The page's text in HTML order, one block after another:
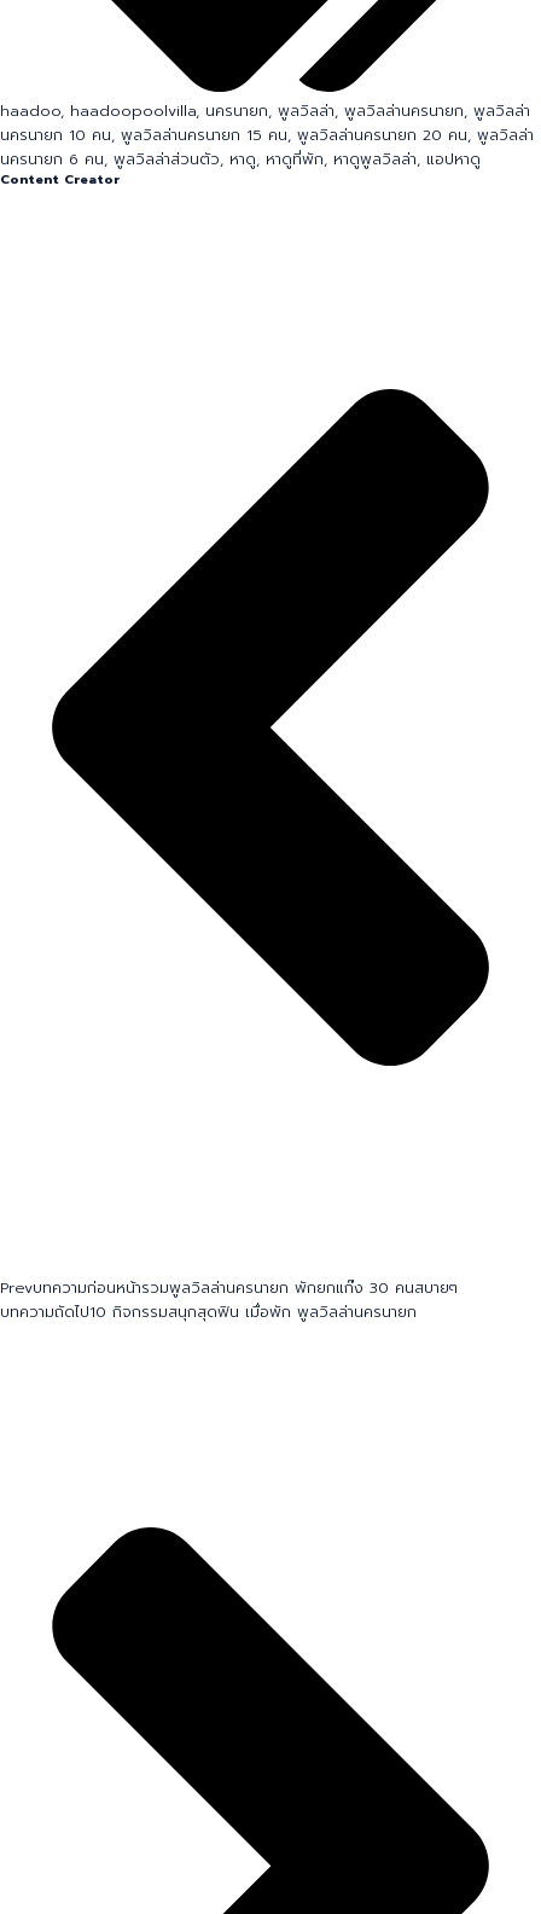
haadoo, haadoopoolvilla, นครนายก, พูลวิลล่า, พูลวิลล่านครนายก, พูลวิลล่า
นครนายก 10 คน, พูลวิลล่านครนายก 15 คน, พูลวิลล่านครนายก 20 คน, พูลวิลล่า
นครนายก 6 คน, พูลวิลล่าส่วนตัว, หาดู, หาดูที่พัก, หาดูพูลวิลล่า, แอปหาดู
Content Creator
Prevบทความก่อนหน้ารวมพูลวิลล่านครนายก พักยกแก๊ง 30 คนสบายๆ
บทความถัดไป10 กิจกรรมสนุกสุดฟิน เมื่อพัก พูลวิลล่านครนายก